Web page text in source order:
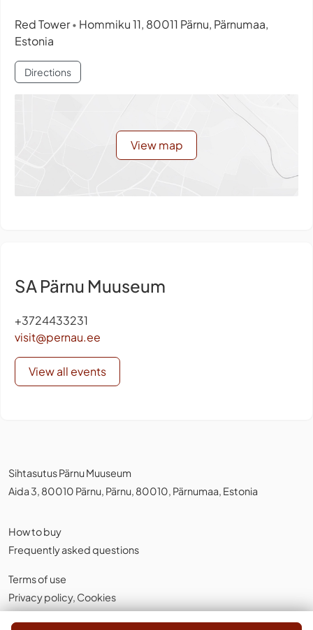
Red Tower• Hommiku 11, 80011 Pärnu, Pärnumaa,
Estonia
Directions
View map
SA Pärnu Muuseum
+3724433231
visit@pernau.ee
View all events
Sihtasutus Pärnu Muuseum
Aida 3, 80010 Pärnu, Pärnu, 80010, Pärnumaa, Estonia
How to buy
Frequently asked questions
Terms of use
Privacy policy, Cookies